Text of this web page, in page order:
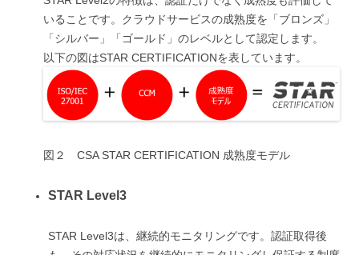
いることです。クラウドサービスの成熟度を「ブロンズ」
「シルバー」「ゴールド」のレベルとして認定します。
以下の図はSTAR CERTIFICATIONを表しています。
図２ CSA STAR CERTIFICATION 成熟度モデル
STAR Level3
STAR Level3は、継続的モニタリングです。認証取得後